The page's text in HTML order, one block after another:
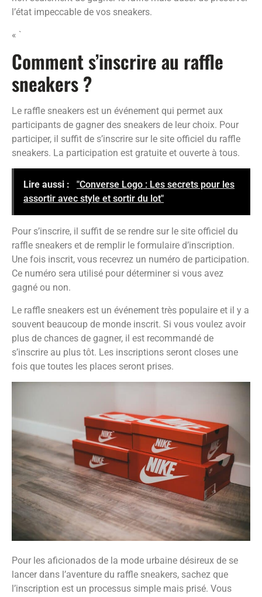
l’état impeccable de vos sneakers.
« `
Comment s’inscrire au raffle
sneakers ?
Le raffle sneakers est un événement qui permet aux
participants de gagner des sneakers de leur choix. Pour
participer, il suffit de s’inscrire sur le site officiel du raffle
sneakers. La participation est gratuite et ouverte à tous.
Lire aussi :
"Converse Logo : Les secrets pour les
assortir avec style et sortir du lot"
Pour s’inscrire, il suffit de se rendre sur le site officiel du
raffle sneakers et de remplir le formulaire d’inscription.
Une fois inscrit, vous recevrez un numéro de participation.
Ce numéro sera utilisé pour déterminer si vous avez
gagné ou non.
Le raffle sneakers est un événement très populaire et il y a
souvent beaucoup de monde inscrit. Si vous voulez avoir
plus de chances de gagner, il est recommandé de
s’inscrire au plus tôt. Les inscriptions seront closes une
fois que toutes les places seront prises.
Pour les aficionados de la mode urbaine désireux de se
lancer dans l’aventure du raffle sneakers, sachez que
l’inscription est un processus simple mais prisé. Vous